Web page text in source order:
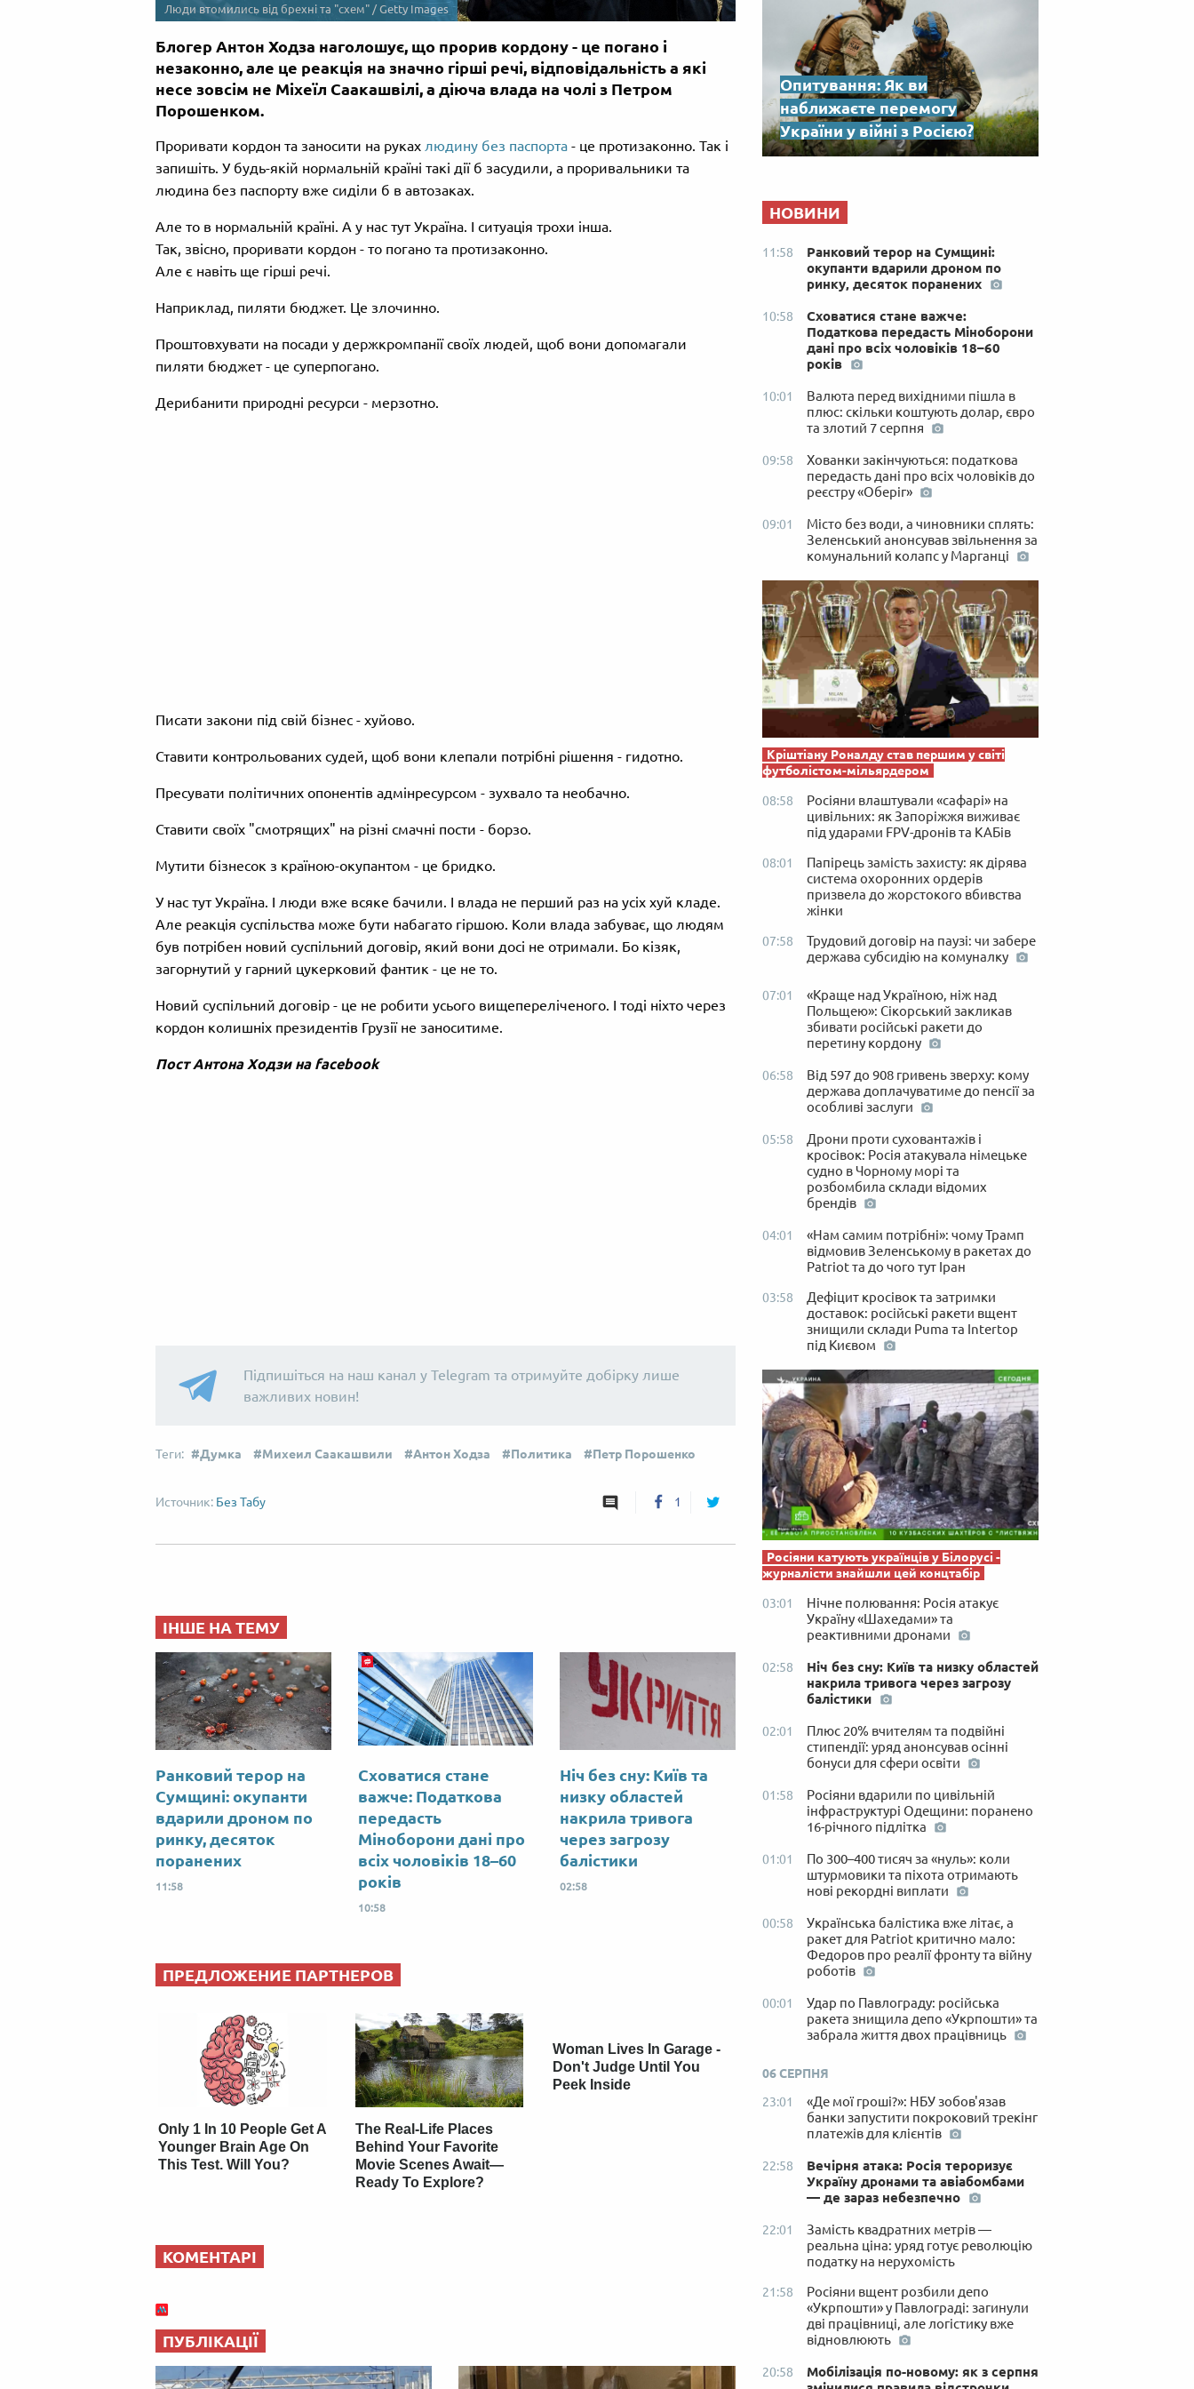
Люди втомились від брехні та "схем" / Getty Images
Блогер Антон Ходза наголошує, що прорив кордону - це погано і
незаконно, але це реакція на значно гірші речі, відповідальність а які
несе зовсім не Міхеїл Саакашвілі, а діюча влада на чолі з Петром
Порошенком.
Проривати кордон та заносити на руках людину без паспорта - це протизаконно. Так і
запишіть. У будь-якій нормальній країні такі дії б засудили, а проривальники та
людина без паспорту вже сиділи б в автозаках.
Але то в нормальній країні. А у нас тут Україна. І ситуація трохи інша.
Так, звісно, проривати кордон - то погано та протизаконно.
Але є навіть ще гірші речі.
Наприклад, пиляти бюджет. Це злочинно.
Проштовхувати на посади у держкромпанії своїх людей, щоб вони допомагали
пиляти бюджет - це суперпогано.
Дерибанити природні ресурси - мерзотно.
Писати закони під свій бізнес - хуйово.
Ставити контрольованих судей, щоб вони клепали потрібні рішення - гидотно.
Пресувати політичних опонентів адмінресурсом - зухвало та необачно.
Ставити своїх "смотрящих" на різні смачні пости - борзо.
Мутити бізнесок з країною-окупантом - це бридко.
У нас тут Україна. І люди вже всяке бачили. І влада не перший раз на усіх хуй кладе.
Але реакція суспільства може бути набагато гіршою. Коли влада забуває, що людям
був потрібен новий суспільний договір, який вони досі не отримали. Бо кізяк,
загорнутий у гарний цукерковий фантик - це не то.
Новий суспільний договір - це не робити усього вищепереліченого. І тоді ніхто через
кордон колишніх президентів Грузії не заноситиме.
Пост Антона Ходзи на facebook
Підпишіться на наш канал у Telegram та отримуйте добірку лише
важливих новин!
Думка Михеил Саакашвили Антон Ходза Политика Петр Порошенко
Без Табу 1
ІНШЕ НА ТЕМУ
Ранковий терор на
Сумщині: окупанти
вдарили дроном по
ринку, десяток
поранених
11:58
Сховатися стане
важче: Податкова
передасть
Міноборони дані про
всіх чоловіків 18–60
років
10:58
Ніч без сну: Київ та
низку областей
накрила тривога
через загрозу
балістики
02:58
ПРЕДЛОЖЕНИЕ ПАРТНЕРОВ
Only 1 In 10 People Get A
Younger Brain Age On
This Test. Will You?
The Real-Life Places
Behind Your Favorite
Movie Scenes Await—
Ready To Explore?
Woman Lives In Garage -
Don't Judge Until You
Peek Inside
КОМЕНТАРІ
ПУБЛІКАЦІЇ
Опитування: Як ви
наближаєте перемогу
України у війні з Росією?
НОВИНИ
11:58
Ранковий терор на Сумщині:
окупанти вдарили дроном по
ринку, десяток поранених
10:58
Сховатися стане важче:
Податкова передасть Міноборони
дані про всіх чоловіків 18–60
років
10:01
Валюта перед вихідними пішла в
плюс: скільки коштують долар, євро
та злотий 7 серпня
09:58
Хованки закінчуються: податкова
передасть дані про всіх чоловіків до
реєстру «Оберіг»
09:01
Місто без води, а чиновники сплять:
Зеленський анонсував звільнення за
комунальний колапс у Марганці
Кріштіану Роналду став першим у світі
футболістом-мільярдером
08:58
Росіяни влаштували «сафарі» на
цивільних: як Запоріжжя виживає
під ударами FPV-дронів та КАБів
08:01
Папірець замість захисту: як дірява
система охоронних ордерів
призвела до жорстокого вбивства
жінки
07:58
Трудовий договір на паузі: чи забере
держава субсидію на комуналку
07:01
«Краще над Україною, ніж над
Польщею»: Сікорський закликав
збивати російські ракети до
перетину кордону
06:58
Від 597 до 908 гривень зверху: кому
держава доплачуватиме до пенсії за
особливі заслуги
05:58
Дрони проти суховантажів і
кросівок: Росія атакувала німецьке
судно в Чорному морі та
розбомбила склади відомих
брендів
04:01
«Нам самим потрібні»: чому Трамп
відмовив Зеленському в ракетах до
Patriot та до чого тут Іран
03:58
Дефіцит кросівок та затримки
доставок: російські ракети вщент
знищили склади Puma та Intertop
під Києвом
Росіяни катують українців у Білорусі -
журналісти знайшли цей концтабір
03:01
Нічне полювання: Росія атакує
Україну «Шахедами» та
реактивними дронами
02:58
Ніч без сну: Київ та низку областей
накрила тривога через загрозу
балістики
02:01
Плюс 20% вчителям та подвійні
стипендії: уряд анонсував осінні
бонуси для сфери освіти
01:58
Росіяни вдарили по цивільній
інфраструктурі Одещини: поранено
16-річного підлітка
01:01
По 300–400 тисяч за «нуль»: коли
штурмовики та піхота отримають
нові рекордні виплати
00:58
Українська балістика вже літає, а
ракет для Patriot критично мало:
Федоров про реалії фронту та війну
роботів
00:01
Удар по Павлограду: російська
ракета знищила депо «Укрпошти» та
забрала життя двох працівниць
06 СЕРПНЯ
23:01
«Де мої гроші?»: НБУ зобов'язав
банки запустити покроковий трекінг
платежів для клієнтів
22:58
Вечірня атака: Росія тероризує
Україну дронами та авіабомбами
— де зараз небезпечно
22:01
Замість квадратних метрів —
реальна ціна: уряд готує революцію
податку на нерухомість
21:58
Росіяни вщент розбили депо
«Укрпошти» у Павлограді: загинули
дві працівниці, але логістику вже
відновлюють
20:58
Мобілізація по-новому: як з серпня